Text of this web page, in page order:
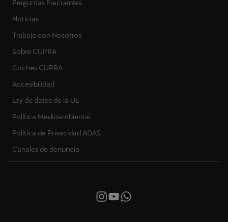
Preguntas Frecuentes
Noticias
Trabaja con Nosotros
Sobre CUPRA
Coches CUPRA
Accesibilidad
Ley de datos de la UE
Política Medioambiental
Política de Privacidad ADAS
Canales de denuncia